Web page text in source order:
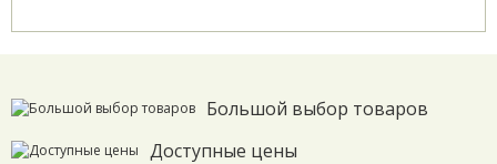
Большой выбор товаров
Доступные цены